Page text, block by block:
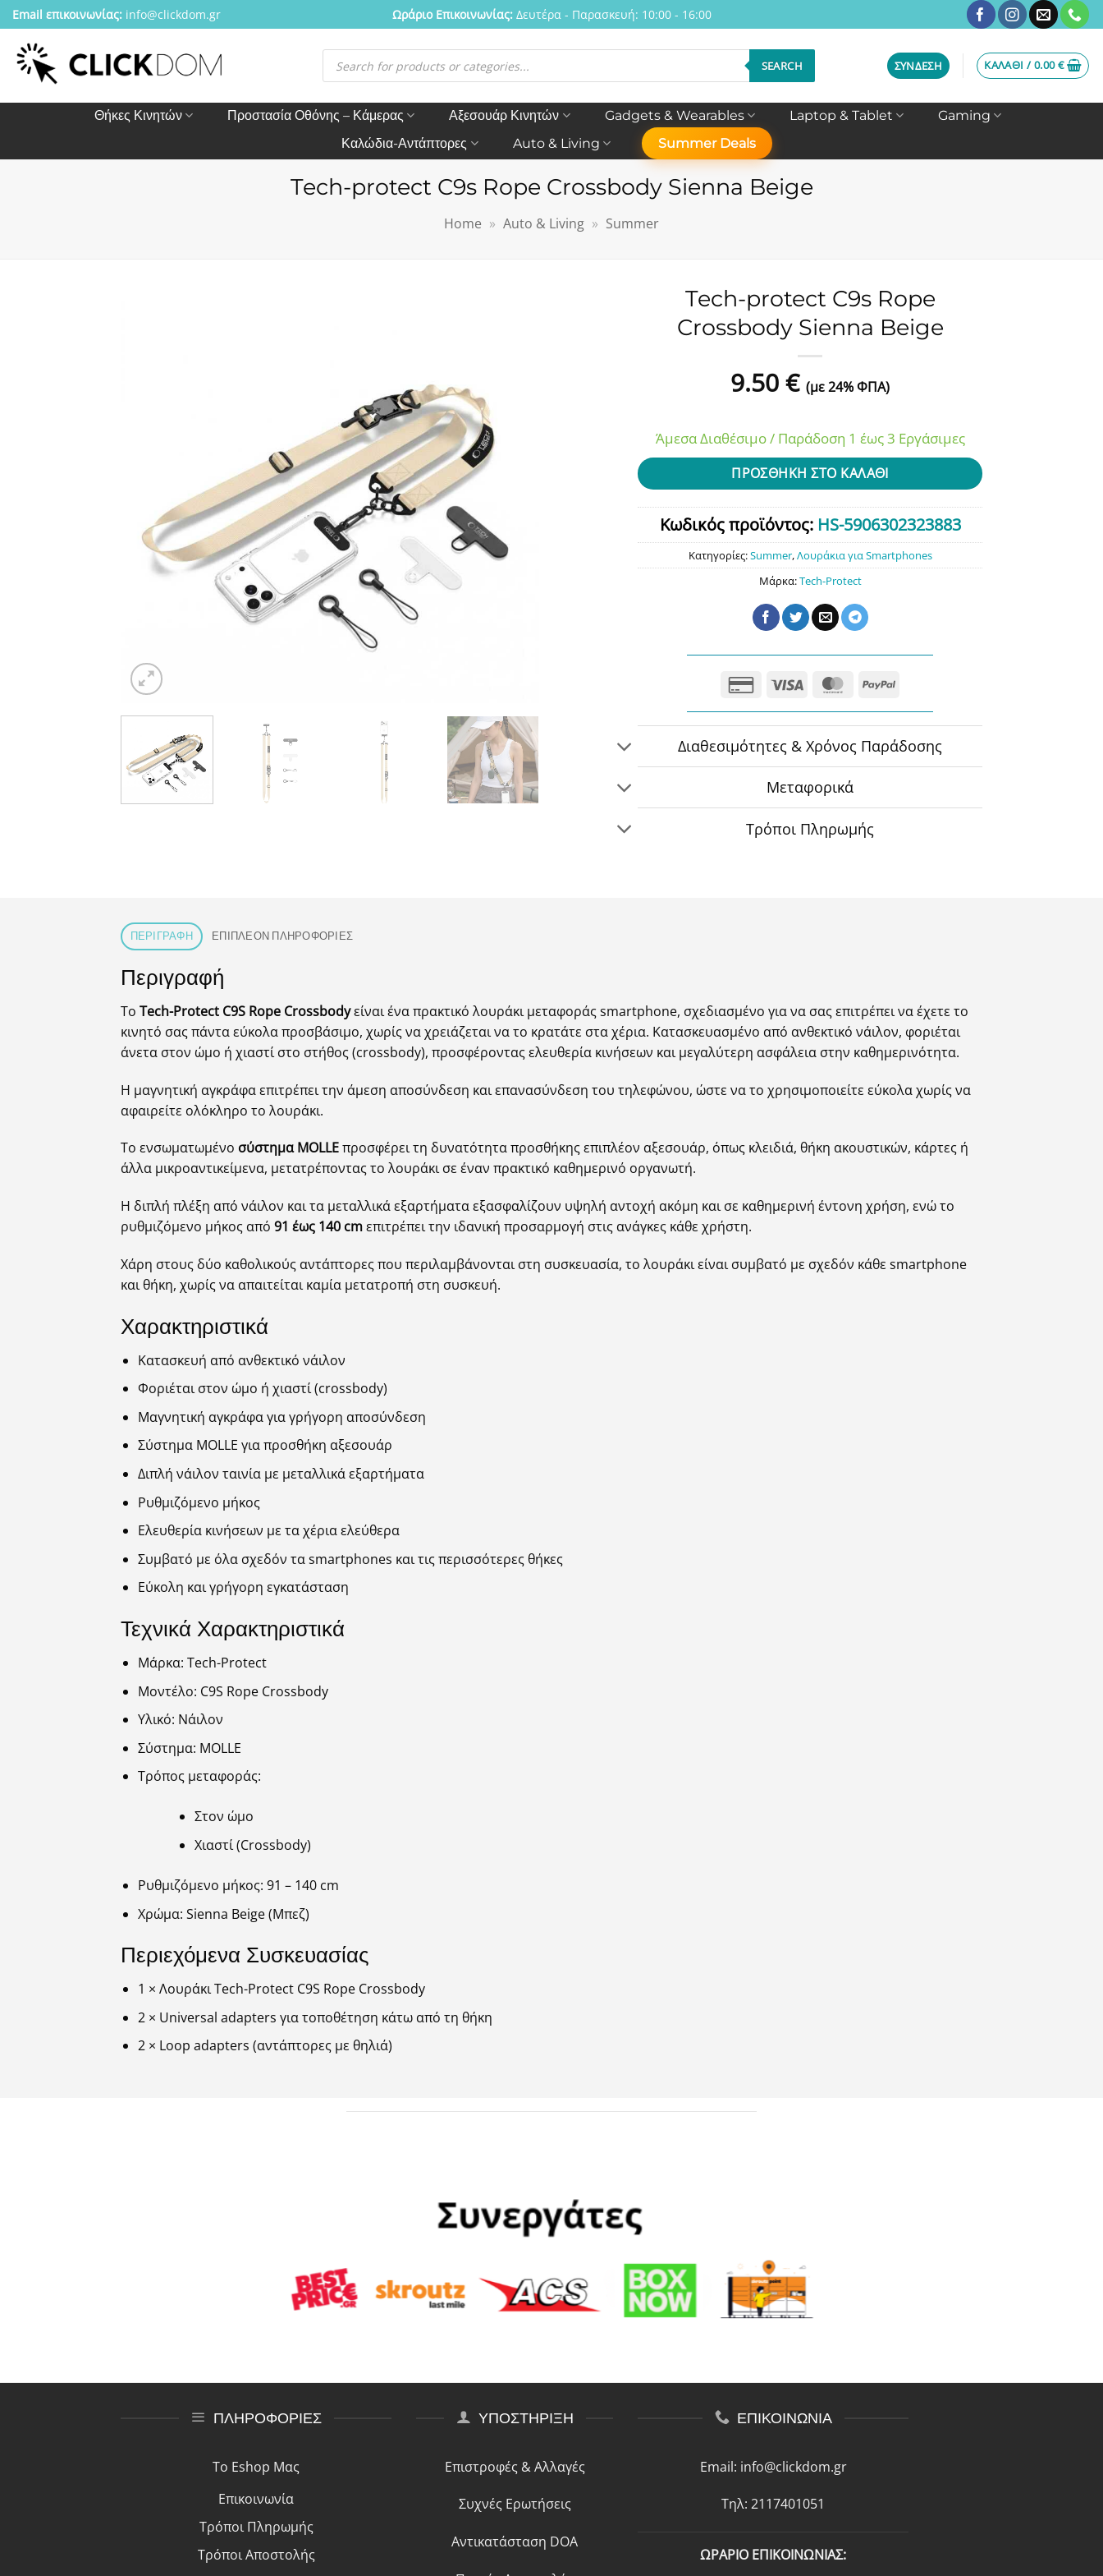
Μετάβαση
στο
περιεχόμενο
Email επικοινωνίας: info@clickdom.gr Ωράριο Eπικοινωνίας:Δευτέρα - Παρασκευή: 10:00 - 16:00
Αναζήτηση
προϊόντων SEARCH ΣΎΝΔΕΣΗ ΚΑΛΆΘΙ /0.00€
Θήκες Κινητών Προστασία Οθόνης – Κάμερας Αξεσουάρ Κινητών Gadgets & Wearables Laptop & Tablet
Gaming
Καλώδια-Αντάπτορες
Auto & Living Summer Deals
Tech-protect C9s Rope Crossbody Sienna Beige
Home » Auto & Living » Summer
Tech-protect C9s Rope
Crossbody Sienna Beige
9.50€ (με 24% ΦΠΑ)
Άμεσα Διαθέσιμο / Παράδοση 1 έως 3 Εργάσιμες
ΠΡΟΣΘΉΚΗ ΣΤΟ ΚΑΛΆΘΙ
Κωδικός προϊόντος: HS-5906302323883
Κατηγορίες:Summer,Λουράκια για Smartphones
Μάρκα:Tech-Protect
Credit
2
Visa MasterCard
PayPal
Διαθεσιμότητες & Χρόνος Παράδοσης
Μεταφορικά
Τρόποι Πληρωμής
ΠΕΡΙΓΡΑΦΉ ΕΠΙΠΛΈΟΝ ΠΛΗΡΟΦΟΡΊΕΣ
Περιγραφή
Το Tech-Protect C9S Rope Crossbodyείναι ένα πρακτικό λουράκι μεταφοράς smartphone, σχεδιασμένο για να σας επιτρέπει να έχετε το
κινητό σας πάντα εύκολα προσβάσιμο, χωρίς να χρειάζεται να το κρατάτε στα χέρια. Κατασκευασμένο από ανθεκτικό νάιλον, φοριέται
άνετα στον ώμο ή χιαστί στο στήθος (crossbody), προσφέροντας ελευθερία κινήσεων και μεγαλύτερη ασφάλεια στην καθημερινότητα.
Η μαγνητική αγκράφα επιτρέπει την άμεση αποσύνδεση και επανασύνδεση του τηλεφώνου, ώστε να το χρησιμοποιείτε εύκολα χωρίς να
αφαιρείτε ολόκληρο το λουράκι.
Το ενσωματωμένο σύστημα MOLLEπροσφέρει τη δυνατότητα προσθήκης επιπλέον αξεσουάρ, όπως κλειδιά, θήκη ακουστικών, κάρτες ή
άλλα μικροαντικείμενα, μετατρέποντας το λουράκι σε έναν πρακτικό καθημερινό οργανωτή.
Η διπλή πλέξη από νάιλον και τα μεταλλικά εξαρτήματα εξασφαλίζουν υψηλή αντοχή ακόμη και σε καθημερινή έντονη χρήση, ενώ το
ρυθμιζόμενο μήκος από 91 έως 140 cmεπιτρέπει την ιδανική προσαρμογή στις ανάγκες κάθε χρήστη.
Χάρη στους δύο καθολικούς αντάπτορες που περιλαμβάνονται στη συσκευασία, το λουράκι είναι συμβατό με σχεδόν κάθε smartphone
και θήκη, χωρίς να απαιτείται καμία μετατροπή στη συσκευή.
Χαρακτηριστικά
Κατασκευή από ανθεκτικό νάιλον
Φοριέται στον ώμο ή χιαστί (crossbody)
Μαγνητική αγκράφα για γρήγορη αποσύνδεση
Σύστημα MOLLE για προσθήκη αξεσουάρ
Διπλή νάιλον ταινία με μεταλλικά εξαρτήματα
Ρυθμιζόμενο μήκος
Ελευθερία κινήσεων με τα χέρια ελεύθερα
Συμβατό με όλα σχεδόν τα smartphones και τις περισσότερες θήκες
Εύκολη και γρήγορη εγκατάσταση
Τεχνικά Χαρακτηριστικά
Μάρκα: Tech-Protect
Μοντέλο: C9S Rope Crossbody
Υλικό: Νάιλον
Σύστημα: MOLLE
Τρόπος μεταφοράς:
Στον ώμο
Χιαστί (Crossbody)
Ρυθμιζόμενο μήκος: 91 – 140 cm
Χρώμα: Sienna Beige (Μπεζ)
Περιεχόμενα Συσκευασίας
1 × Λουράκι Tech-Protect C9S Rope Crossbody
2 × Universal adapters για τοποθέτηση κάτω από τη θήκη
2 × Loop adapters (αντάπτορες με θηλιά)
ΠΛΗΡΟΦΟΡΙΕΣ
Το Eshop Μας
Επικοινωνία
Τρόποι Πληρωμής
Τρόποι Αποστολής
ΥΠΟΣΤΗΡΙΞΗ
Επιστροφές & Αλλαγές
Συχνές Ερωτήσεις
Αντικατάσταση DOA
ΕΠΙΚΟΙΝΩΝΙΑ
Email: info@clickdom.gr
Τηλ: 2117401051
ΩΡΑΡΙΟ ΕΠΙΚΟΙΝΩΝΙΑΣ: